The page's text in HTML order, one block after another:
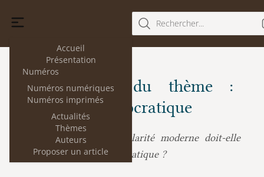
Accueil
Présentation
Numéros
Numéros numériques
Numéros imprimés
Actualités
Thèmes
Auteurs
Proposer un article
Rechercher...
Les articles du thème :
Imitation démocratique
Lucien Jaume :
L'exemplarité moderne doit-elle
être dite de type aristocratique ?